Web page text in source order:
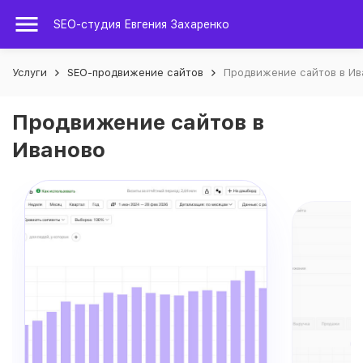
SEO-студия Евгения Захаренко
Услуги SEO-продвижение сайтов Продвижение сайтов в
Продвижение сайтов в
Иваново